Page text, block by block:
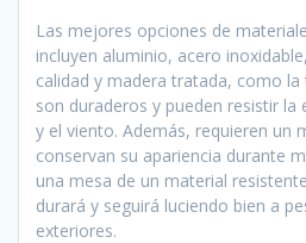
Las mejores opciones de
incluyen aluminio, acero
calidad y madera tratada, como
son duraderos y pueden resistir la
y el viento. Además, requieren un
conservan su apariencia durante
una mesa de un material
durará y seguirá luciendo bien a
exteriores.